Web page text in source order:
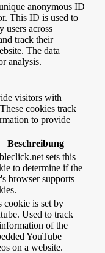
anonymous ID
This ID is used to
users across
track their
The data
analysis.
visitors with
cookies track
to provide
Beschreibung
sets this
to determine if the
browser supports
cookie is set by
Used to track
of the
YouTube
on a website.